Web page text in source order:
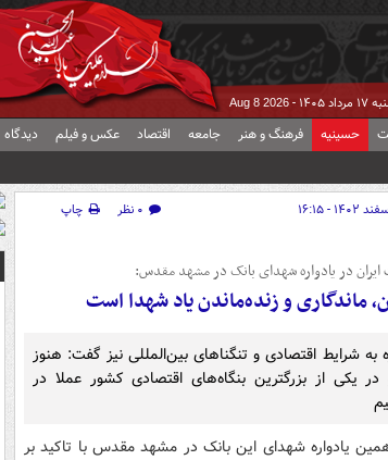
مرداد ۱۴۰۵ - Aug 8 2026
حسینیه فرهنگ و هنر جامعه اقتصاد عکس و فیلم دیدگاه
۰ نظر
چاپ
ایران در یادواره شهدای بانک در مشهد مقدس:
ماندگاری و زنده‌ماندن یاد شهدا است
به شرایط اقتصادی و تنگناهای بین‌المللی نیز گفت: هنوز
از بزرگترین بنگاه‌های اقتصادی کشور عملا در
یادواره شهدای این بانک در مشهد مقدس با تاکید بر